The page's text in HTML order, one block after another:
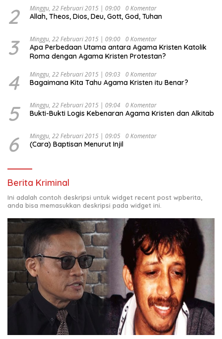
Ekonomi Politik Indonesia) & Simposium Nasional
“Urgensi Undang-Undang Perekonomian Nasional dan
Indonesia Emas 2045”,
2 Minggu, 22 Februari 2015 | 09:00 0 Komentar
Allah, Theos, Dios, Deu, Gott, God, Tuhan
3 Minggu, 22 Februari 2015 | 09:00 0 Komentar
Apa Perbedaan Utama antara Agama Kristen Katolik
Roma dengan Agama Kristen Protestan?
4 Minggu, 22 Februari 2015 | 09:03 0 Komentar
Bagaimana Kita Tahu Agama Kristen itu Benar?
5 Minggu, 22 Februari 2015 | 09:04 0 Komentar
Bukti-Bukti Logis Kebenaran Agama Kristen dan Alkitab
6 Minggu, 22 Februari 2015 | 09:05 0 Komentar
(Cara) Baptisan Menurut Injil
Berita Kriminal
Ini adalah contoh deskripsi untuk widget recent post wpberita,
anda bisa memasukkan deskripsi pada widget ini.